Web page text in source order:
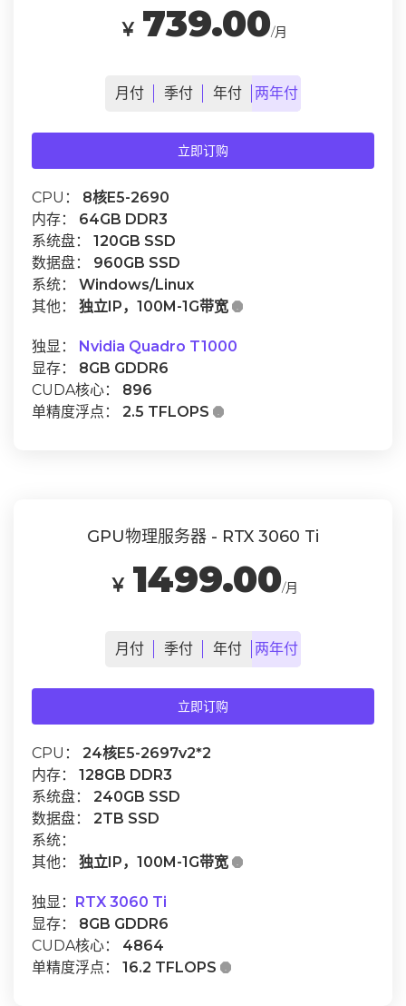
￥ 739.00/月
月 付 季付 年付 两年付
立即订购
CPU： 8核E5-2690
内存： 64GB DDR3
系统盘： 120GB SSD
数据盘： 960GB SSD
系统： Windows/Linux
其他： 独立IP，100M-1G带宽 
独显： Nvidia Quadro T1000
显存： 8GB GDDR6
CUDA核心： 896
单精度浮点： 2.5 TFLOPS 
GPU物理服务器 - RTX 3060 Ti
￥ 1499.00/月
月 付 季付 年付 两年付
立即订购
CPU： 24核E5-2697v2*2
内存： 128GB DDR3
系统盘： 240GB SSD
数据盘： 2TB SSD
系统：
其他： 独立IP，100M-1G带宽 
独显： RTX 3060 Ti
显存： 8GB GDDR6
CUDA核心： 4864
单精度浮点： 16.2 TFLOPS 